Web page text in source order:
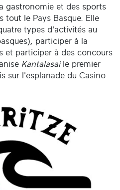
gastronomie et des sports
tout le Pays Basque. Elle
types d'activités au
participer à la
et participer à des concours
Kantalasaile premier
sur l'esplanade du Casino